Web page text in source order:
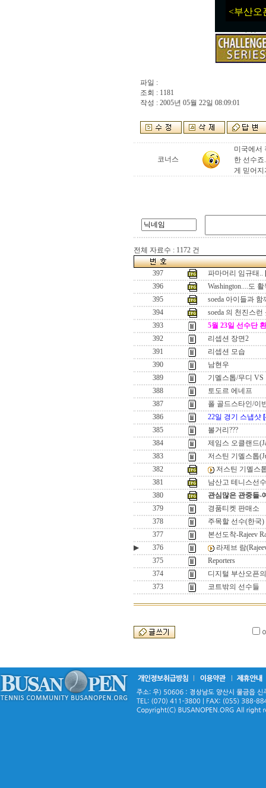
<부산오
파일 :
조회 : 1181
작성 : 2005년 05월 22일 08:09:01
코너스
미국에서
한 선수
게 믿어지
전체 자료수 : 1172 건
397 파마머리 임규태..
396
Washington....도
395
soeda 아이들과 함
394
soeda 의 천진스런
393
5월 23일 선수단
392
리셉션 장면2
391
리셉션 모습
390
남현우
389
기멜스톱/무디
388
토도르 에네프
387
폴 골드스타인/이
386
22일 경기 스냅샷
385
볼거리???
384
제임스 오클랜드
383
저스틴 기멜스톱
382
저스틴 기멜스
381
남산고 테니스선
380
관심많은 관중들-
379
경품티켓 판매소
378
주목할 선수(한국)
377
본선도착-Rajeev
▶
376
라제브 람
375
Reporters
374
디지털 부산오픈
373
코트밖의 선수들